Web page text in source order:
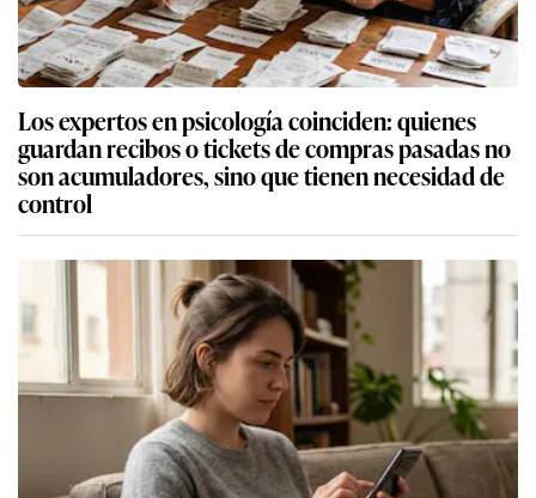
Los expertos en psicología coinciden: quienes
guardan recibos o tickets de compras pasadas no
son acumuladores, sino que tienen necesidad de
control